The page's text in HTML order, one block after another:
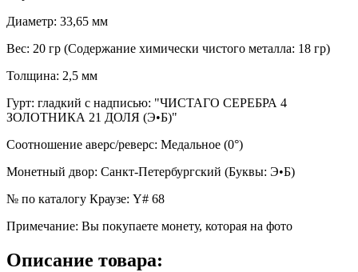
Диаметр: 33,65 мм
Вес: 20 гр (Содержание химически чистого металла: 18 гр)
Толщина: 2,5 мм
Гурт: гладкий с надписью: "ЧИСТАГО СЕРЕБРА 4
ЗОЛОТНИКА 21 ДОЛЯ (Э•Б)"
Соотношение аверс/реверс: Медальное (0°)
Монетный двор: Санкт-Петербургский (Буквы: Э•Б)
№ по каталогу Краузе: Y# 68
Примечание: Вы покупаете монету, которая на фото
Описание товара: